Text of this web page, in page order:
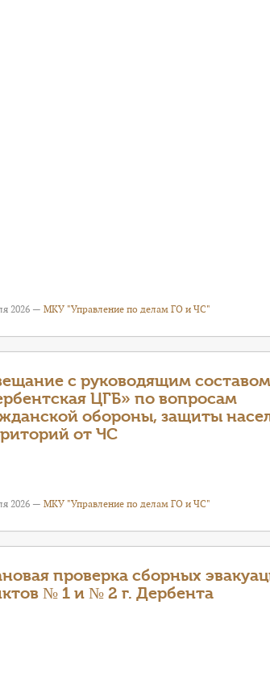
2026 —МКУ "Управление по делам ГО и ЧС"
с руководящим
ЦГБ» по вопросам
обороны, защиты
от ЧС
2026 —МКУ "Управление по делам ГО и ЧС"
проверка сборных
№ 1 и № 2 г. Дербента